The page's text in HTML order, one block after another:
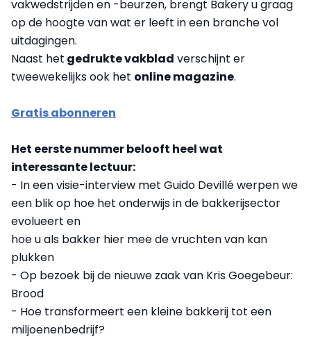
vakwedstrijden en -beurzen, brengt Bakery u graag
op de hoogte van wat er leeft in een branche vol
uitdagingen.
Naast het gedrukte vakblad verschijnt er
tweewekelijks ook het online magazine.
Gratis abonneren
Het eerste nummer belooft heel wat
interessante lectuur:
- In een visie-interview met Guido Devillé werpen we
een blik op hoe het onderwijs in de bakkerijsector
evolueert en
hoe u als bakker hier mee de vruchten van kan
plukken
- Op bezoek bij de nieuwe zaak van Kris Goegebeur:
Brood
- Hoe transformeert een kleine bakkerij tot een
miljoenenbedrijf?